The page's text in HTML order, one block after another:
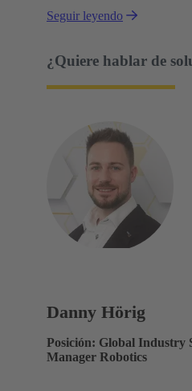
Seguir leyendo
¿Quiere hablar de
Danny Hörig
Posición: Global Industry
Manager Robotics